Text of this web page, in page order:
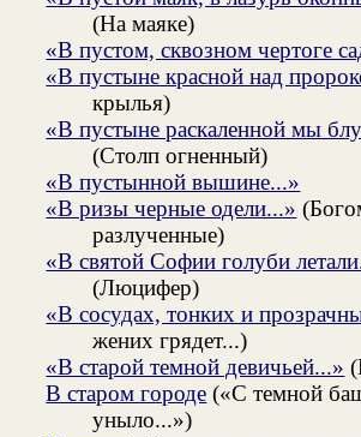
(На маяке)
«В пустом, сквозном чертоге
«В пустыне красной над
крылья)
«В пустыне раскаленной мы
(Столп огненный)
«В пустынной вышине...»
«В ризы черные одели...»
разлученные)
«В святой Софии голуби
(Люцифер)
«В сосудах, тонких и
жених грядет...)
«В старой темной девичьей...»
В старом городе («С темной
уныло...»)